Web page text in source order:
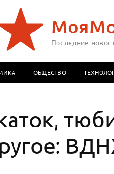
Последние
ОБЩЕСТВО